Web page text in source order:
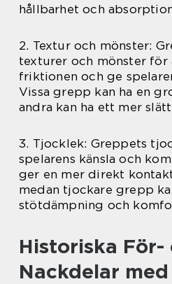
hållbarhet och
2. Textur och mönster:
texturer och mönster
friktionen och ge
Vissa grepp kan ha en
andra kan ha ett mer
3. Tjocklek: Greppets
spelarens känsla och
ger en mer direkt
medan tjockare grepp
stötdämpning och
Historiska För-
Nackdelar